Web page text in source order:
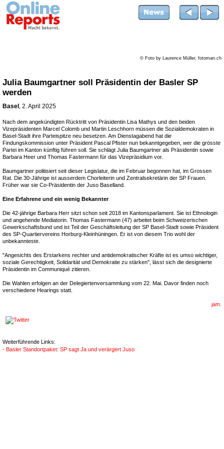
© Foto by Laurence Müller, fotoman.ch
Julia Baumgartner soll Präsidentin der Basler SP
werden
Basel , 2. April 2025
Nach dem angekündigten Rücktritt von Präsidentin Lisa Mathys und den beiden
Vizepräsidenten Marcel Colomb und Martin Leschhorn müssen die Sozialdemokraten in
Basel-Stadt ihre Parteispitze neu besetzen. Am Dienstagabend hat die
Findungskommission unter Präsident Pascal Pfister nun bekanntgegeben, wer die grösste
Partei im Kanton künftig führen soll. Sie schlägt Julia Baumgartner als Präsidentin sowie
Barbara Heer und Thomas Fastermann für das Vizepräsidium vor.
Baumgartner politisiert seit dieser Legislatur, die im Februar begonnen hat, im Grossen
Rat. Die 30-Jährige ist ausserdem Chorleiterin und Zentralsekretärin der SP Frauen.
Früher war sie Co-Präsidentin der Juso Baselland.
Eine Erfahrene und ein wenig Bekannter
Die 42-jährige Barbara Herr sitzt schon seit 2018 im Kantonsparlament. Sie ist Ethnologin
und angehende Mediatorin. Thomas Fastermann (47) arbeitet beim Schweizerischen
Gewerkschaftsbund und ist Teil der Geschäftsleitung der SP Basel-Stadt sowie Präsident
des SP-Quartiervereins Horburg-Kleinhüningen. Er ist von diesem Trio wohl der
unbekannteste.
"Angesichts des Erstarkens rechter und antidemokratischer Kräfte ist es umso wichtiger,
soziale Gerechtigkeit, Solidarität und Demokratie zu stärken", lässt sich die designierte
Präsidentin im Communiqué zitieren.
Die Wahlen erfolgen an der Delegiertenversammlung vom 22. Mai. Davor finden noch
verschiedene Hearings statt.
jam.
Weiterführende Links:
- Basler Standortpaket: SP sagt Ja und verärgert Juso